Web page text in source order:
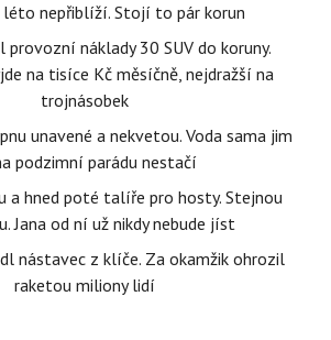
nepřiblíží. Stojí to pár korun
provozní náklady 30 SUV do koruny.
na tisíce Kč měsíčně, nejdražší na
trojnásobek
unavené a nekvetou. Voda sama jim
podzimní parádu nestačí
a hned poté talíře pro hosty. Stejnou
Jana od ní už nikdy nebude jíst
nástavec z klíče. Za okamžik ohrozil
raketou miliony lidí